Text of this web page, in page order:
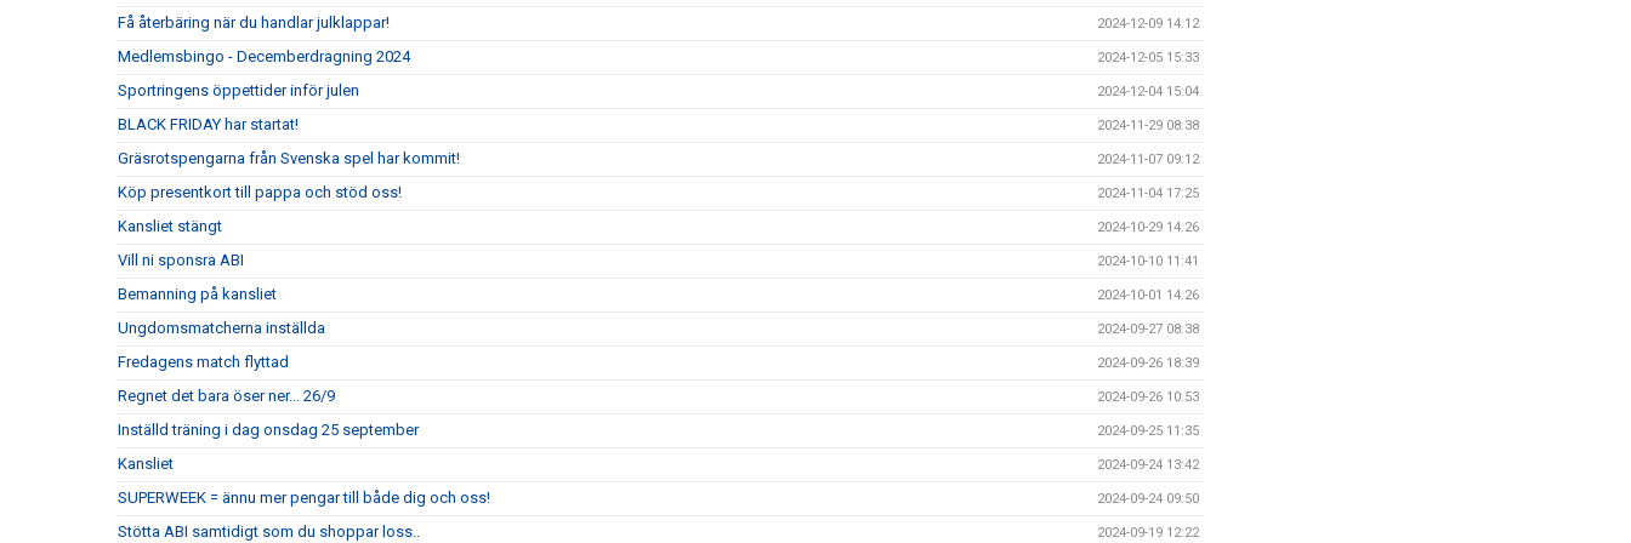
Få återbäring när du handlar julklappar! 2024-12-09 14:12
Medlemsbingo - Decemberdragning 2024 2024-12-05 15:33
Sportringens öppettider inför julen 2024-12-04 15:04
BLACK FRIDAY har startat! 2024-11-29 08:38
Gräsrotspengarna från Svenska spel har kommit! 2024-11-07 09:12
Köp presentkort till pappa och stöd oss! 2024-11-04 17:25
Kansliet stängt 2024-10-29 14:26
Vill ni sponsra ABI 2024-10-10 11:41
Bemanning på kansliet 2024-10-01 14:26
Ungdomsmatcherna inställda 2024-09-27 08:38
Fredagens match flyttad 2024-09-26 18:39
Regnet det bara öser ner... 26/9 2024-09-26 10:53
Inställd träning i dag onsdag 25 september 2024-09-25 11:35
Kansliet 2024-09-24 13:42
SUPERWEEK = ännu mer pengar till både dig och oss! 2024-09-24 09:50
Stötta ABI samtidigt som du shoppar loss.. 2024-09-19 12:22